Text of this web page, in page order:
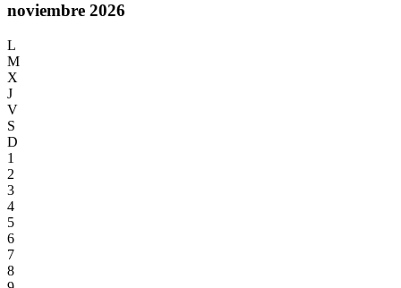
noviembre 2026
L
M
X
J
V
S
D
1
2
3
4
5
6
7
8